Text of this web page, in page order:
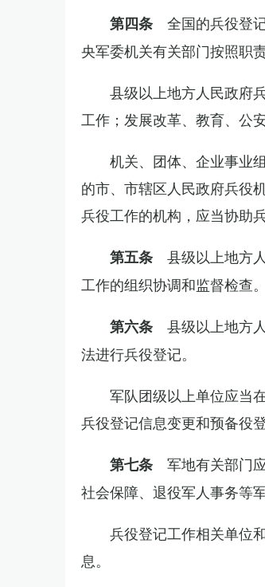
第四条 全国的兵役登
央军委机关有关部门按照职
县级以上地方人民政府
工作；发展改革、教育、公
机关、团体、企业事业
的市、市辖区人民政府兵役
兵役工作的机构，应当协助
第五条 县级以上地方
工作的组织协调和监督检查。
第六条 县级以上地方
法进行兵役登记。
军队团级以上单位应当
兵役登记信息变更和预备役登
第七条 军地有关部门
社会保障、退役军人事务等
兵役登记工作相关单位
息。